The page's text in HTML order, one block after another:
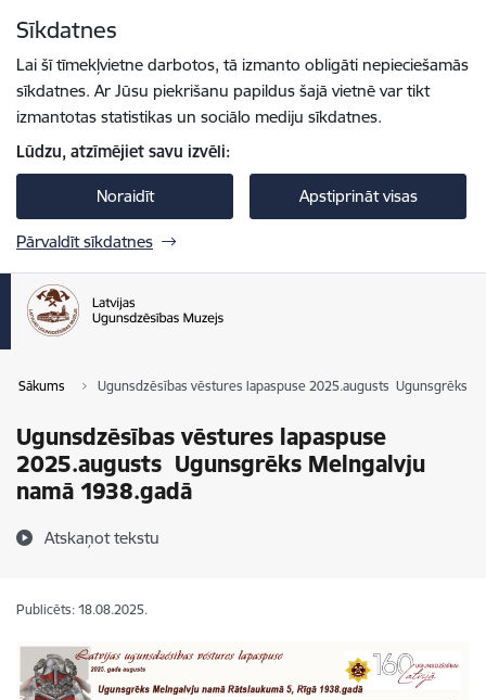
Sīkdatnes
Lai šī tīmekļvietne darbotos, tā izmanto obligāti nepieciešamās
sīkdatnes. Ar Jūsu piekrišanu papildus šajā vietnē var tikt
izmantotas statistikas un sociālo mediju sīkdatnes.
Lūdzu, atzīmējiet savu izvēli:
Noraidīt Apstiprināt visas
Pārvaldīt sīkdatnes
Sākums Ugunsdzēsības vēstures lapaspuse 2025.augusts Ugunsgrēks
Ugunsdzēsības vēstures lapaspuse
2025.augusts Ugunsgrēks Melngalvju
namā 1938.gadā
Atskaņot tekstu
Publicēts: 18.08.2025.